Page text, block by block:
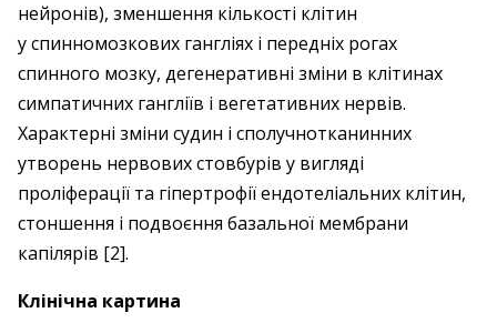
нейронів), зменшення кількості клітин
у спинномозкових гангліях і передніх рогах
спинного мозку, дегенеративні зміни в клітинах
симпатичних гангліїв і вегетативних нервів.
Характерні зміни судин і сполучнотканинних
утворень нервових стовбурів у вигляді
проліферації та гіпертрофії ендотеліальних клітин,
стоншення і подвоєння базальної мембрани
капілярів [2].
Клінічна картина